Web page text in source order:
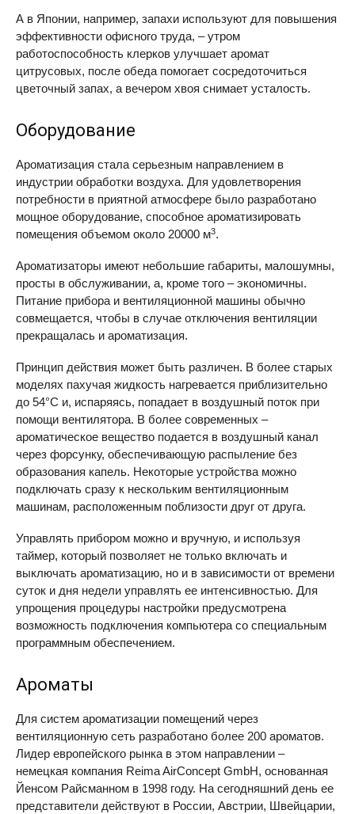
А в Японии, например, запахи используют для повышения
эффективности офисного труда, – утром
работоспособность клерков улучшает аромат
цитрусовых, после обеда помогает сосредоточиться
цветочный запах, а вечером хвоя снимает усталость.
Оборудование
Ароматизация стала серьезным направлением в
индустрии обработки воздуха. Для удовлетворения
потребности в приятной атмосфере было разработано
мощное оборудование, способное ароматизировать
помещения объемом около 20000 м3.
Ароматизаторы имеют небольшие габариты, малошумны,
просты в обслуживании, а, кроме того – экономичны.
Питание прибора и вентиляционной машины обычно
совмещается, чтобы в случае отключения вентиляции
прекращалась и ароматизация.
Принцип действия может быть различен. В более старых
моделях пахучая жидкость нагревается приблизительно
до 54°С и, испаряясь, попадает в воздушный поток при
помощи вентилятора. В более современных –
ароматическое вещество подается в воздушный канал
через форсунку, обеспечивающую распыление без
образования капель. Некоторые устройства можно
подключать сразу к нескольким вентиляционным
машинам, расположенным поблизости друг от друга.
Управлять прибором можно и вручную, и используя
таймер, который позволяет не только включать и
выключать ароматизацию, но и в зависимости от времени
суток и дня недели управлять ее интенсивностью. Для
упрощения процедуры настройки предусмотрена
возможность подключения компьютера со специальным
программным обеспечением.
Ароматы
Для систем ароматизации помещений через
вентиляционную сеть разработано более 200 ароматов.
Лидер европейского рынка в этом направлении –
немецкая компания Reima AirConcept GmbH, основанная
Йенсом Райсманном в 1998 году. На сегодняшний день ее
представители действуют в России, Австрии, Швейцарии,